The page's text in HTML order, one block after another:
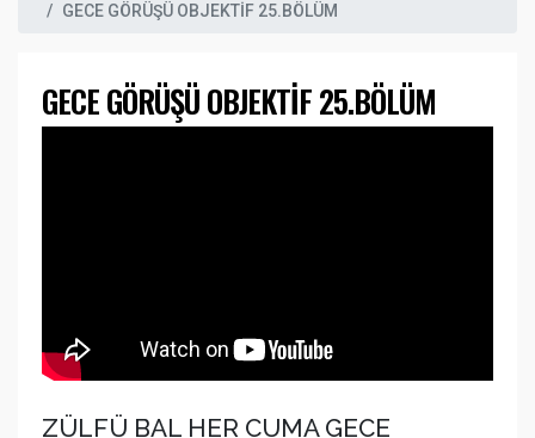
GECE GÖRÜŞÜ OBJEKTİF 25.BÖLÜM
GECE GÖRÜŞÜ OBJEKTİF 25.BÖLÜM
ZÜLFÜ BAL HER CUMA GECE